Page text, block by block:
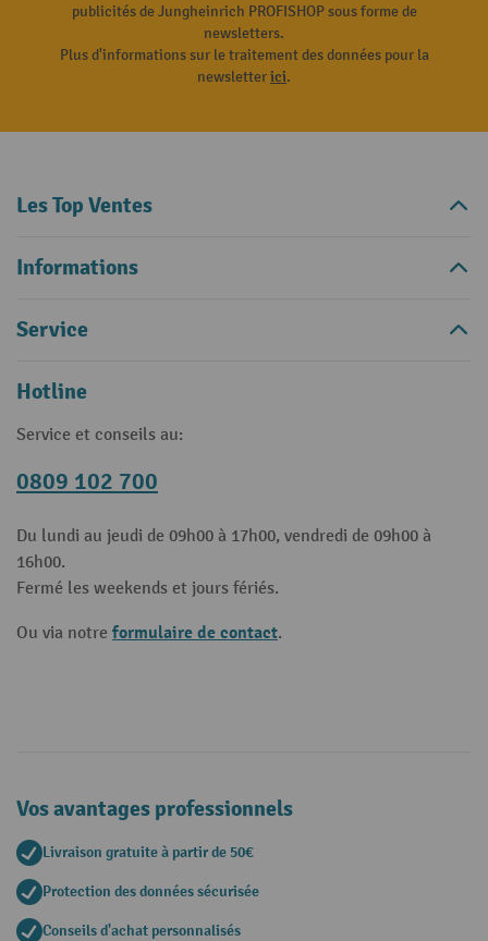
publicités de Jungheinrich PROFISHOP sous forme de
newsletters.
Plus d'informations sur le traitement des données pour la
newsletterici.
Les Top Ventes
Informations
Service
Hotline
Service et conseils au:
0809 102 700
Du lundi au jeudi de 09h00 à 17h00, vendredi de 09h00 à
16h00.
Fermé les weekends et jours fériés.
Ou via notre formulaire de contact.
Vos avantages professionnels
Livraison gratuite à partir de 50€
Protection des données sécurisée
Conseils d'achat personnalisés